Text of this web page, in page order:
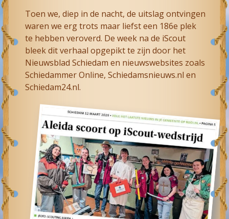
Toen we, diep in de nacht, de uitslag ontvingen
waren we erg trots maar liefst een 186e plek
te hebben veroverd. De week na de iScout
bleek dit verhaal opgepikt te zijn door het
Nieuwsblad Schiedam en nieuwswebsites zoals
Schiedammer Online, Schiedamsnieuws.nl en
Schiedam24.nl.